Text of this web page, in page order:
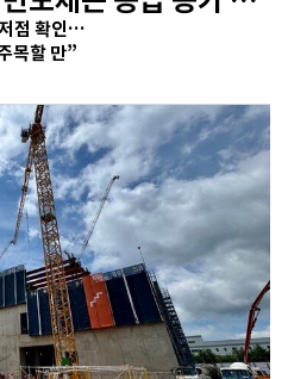
점 확인…
목할 만”